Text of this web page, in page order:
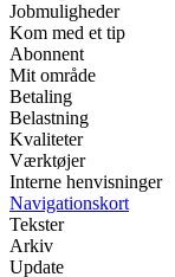
Jobmuligheder
Kom med et tip
Abonnent
Mit område
Betaling
Belastning
Kvaliteter
Værktøjer
Interne henvisninger
Navigationskort
Tekster
Arkiv
Update